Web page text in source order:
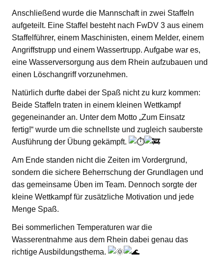
Anschließend wurde die Mannschaft in zwei Staffeln
aufgeteilt. Eine Staffel besteht nach FwDV 3 aus einem
Staffelführer, einem Maschinisten, einem Melder, einem
Angriffstrupp und einem Wassertrupp. Aufgabe war es,
eine Wasserversorgung aus dem Rhein aufzubauen und
einen Löschangriff vorzunehmen.
Natürlich durfte dabei der Spaß nicht zu kurz kommen:
Beide Staffeln traten in einem kleinen Wettkampf
gegeneinander an. Unter dem Motto „Zum Einsatz
fertig!“ wurde um die schnellste und zugleich sauberste
Ausführung der Übung gekämpft.
Am Ende standen nicht die Zeiten im Vordergrund,
sondern die sichere Beherrschung der Grundlagen und
das gemeinsame Üben im Team. Dennoch sorgte der
kleine Wettkampf für zusätzliche Motivation und jede
Menge Spaß.
Bei sommerlichen Temperaturen war die
Wasserentnahme aus dem Rhein dabei genau das
richtige Ausbildungsthema.